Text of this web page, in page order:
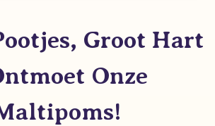
Groot Hart
Onze